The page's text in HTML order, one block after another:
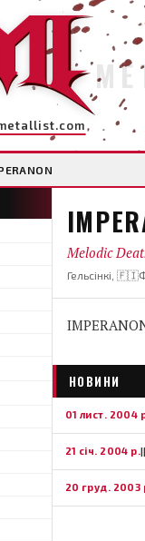
Melodic
Гельсінкі,
НОВИНИ
01 лист. 2004
21 січ. 2004 р.
20 груд. 2003